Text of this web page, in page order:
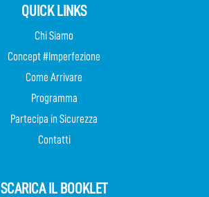
QUICK LINKS
Chi Siamo
Concept #Imperfezione
Come Arrivare
Programma
Partecipa in Sicurezza
Contatti
SCARICA IL BOOKLET